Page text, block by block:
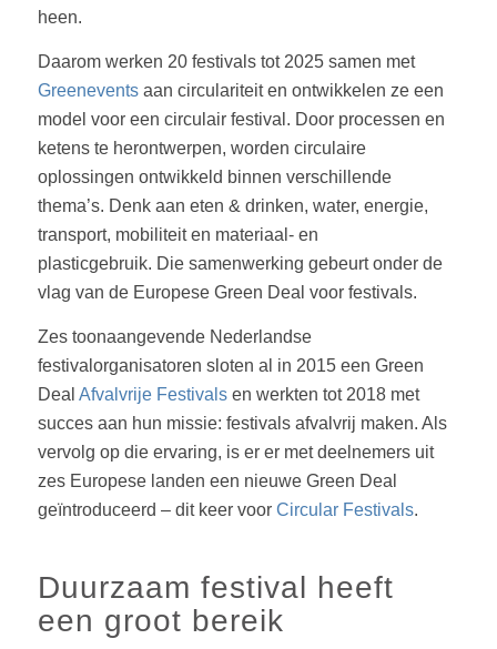
heen.
Daarom werken 20 festivals tot 2025 samen met
Greeneventsaan circulariteit en ontwikkelen ze een
model voor een circulair festival. Door processen en
ketens te herontwerpen, worden circulaire
oplossingen ontwikkeld binnen verschillende
thema’s. Denk aan eten & drinken, water, energie,
transport, mobiliteit en materiaal- en
plasticgebruik. Die samenwerking gebeurt onder de
vlag van de Europese Green Deal voor festivals.
Zes toonaangevende Nederlandse
festivalorganisatoren sloten al in 2015 een Green
Deal Afvalvrije Festivalsen werkten tot 2018 met
succes aan hun missie: festivals afvalvrij maken. Als
vervolg op die ervaring, is er er met deelnemers uit
zes Europese landen een nieuwe Green Deal
geïntroduceerd – dit keer voor Circular Festivals.
Duurzaam festival heeft
een groot bereik